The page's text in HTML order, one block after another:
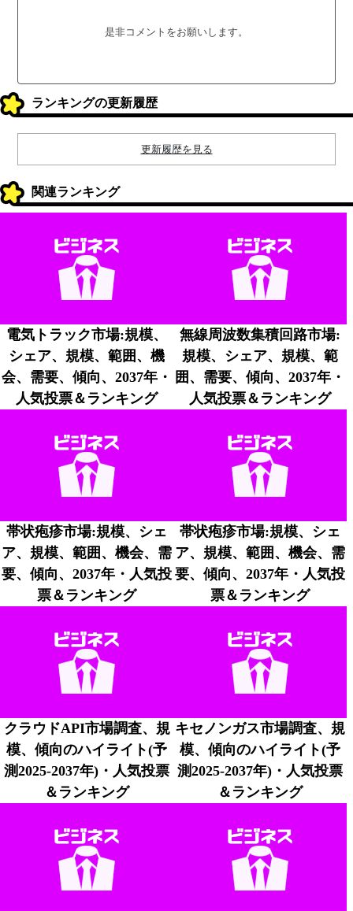
是非コメントをお願いします。
ランキングの更新履歴
更新履歴を見る
関連ランキング
電気トラック市場:規模、
シェア、規模、範囲、機
会、需要、傾向、2037年・
人気投票＆ランキング
無線周波数集積回路市場:
規模、シェア、規模、範
囲、需要、傾向、2037年・
人気投票＆ランキング
帯状疱疹市場:規模、シェ
ア、規模、範囲、機会、需
要、傾向、2037年・人気投
票＆ランキング
帯状疱疹市場:規模、シェ
ア、規模、範囲、機会、需
要、傾向、2037年・人気投
票＆ランキング
クラウドAPI市場調査、規
模、傾向のハイライト(予
測2025-2037年)・人気投票
＆ランキング
キセノンガス市場調査、規
模、傾向のハイライト(予
測2025-2037年)・人気投票
＆ランキング